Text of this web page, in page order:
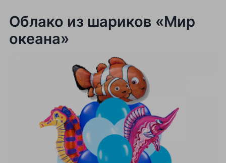
Облако из шариков «Мир
океана»